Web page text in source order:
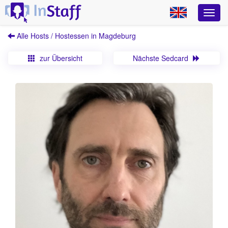
Alle Hosts / Hostessen in Magdeburg
zur Übersicht Nächste Sedcard